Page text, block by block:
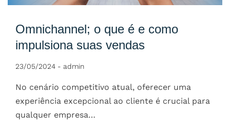
Omnichannel; o que é e como
impulsiona suas vendas
23/05/2024 - admin
No cenário competitivo atual, oferecer uma
experiência excepcional ao cliente é crucial para
qualquer empresa…